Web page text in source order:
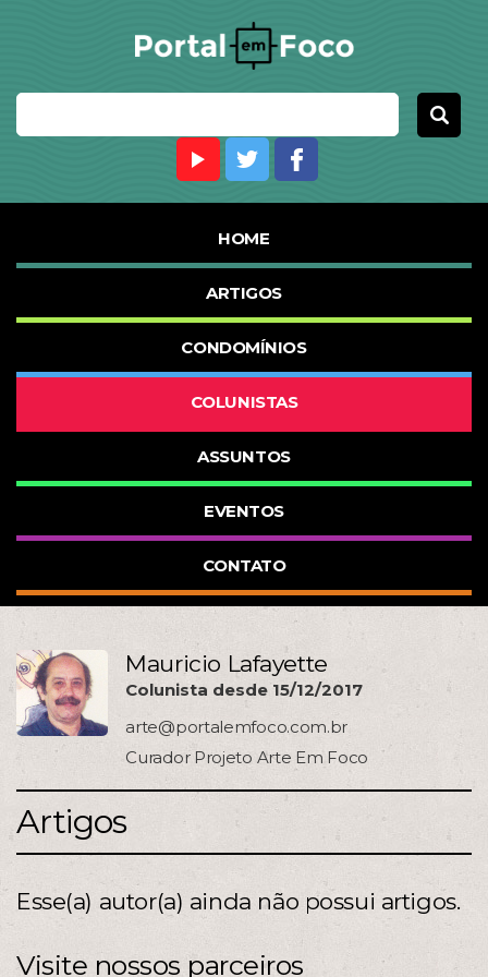
HOME
ARTIGOS
CONDOMÍNIOS
COLUNISTAS
ASSUNTOS
EVENTOS
CONTATO
Mauricio Lafayette
Colunista desde 15/12/2017
arte@portalemfoco.com.br
Curador Projeto Arte Em Foco
Artigos
Esse(a) autor(a) ainda não possui artigos.
Visite nossos parceiros